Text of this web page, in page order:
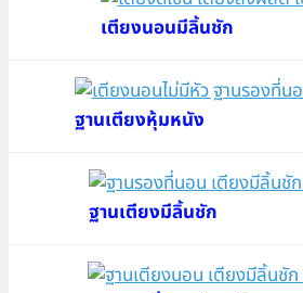
เตียงนอนมีลิ้นชัก
ฐานเตียงหุ้มหนัง
ฐานเตียงมีลิ้นชัก